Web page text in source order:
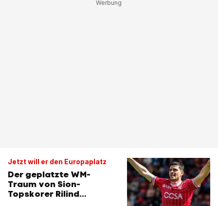
Jetzt will er den Europaplatz
Der geplatzte WM-
Traum von Sion-
Topskorer Rilind